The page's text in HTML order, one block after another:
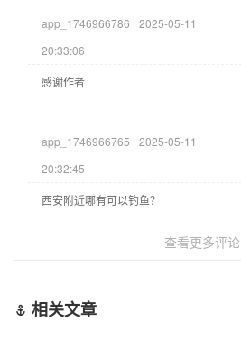
app_1746966786
2025-05-11
20:33:06
感谢作者
app_1746966765
2025-05-11
20:32:45
西安附近哪有可以钓鱼？
查看更多评论
相关文章